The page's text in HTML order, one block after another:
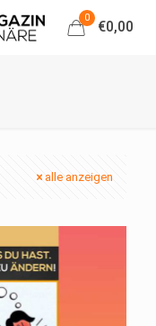
0
€0,00
alle anzeigen